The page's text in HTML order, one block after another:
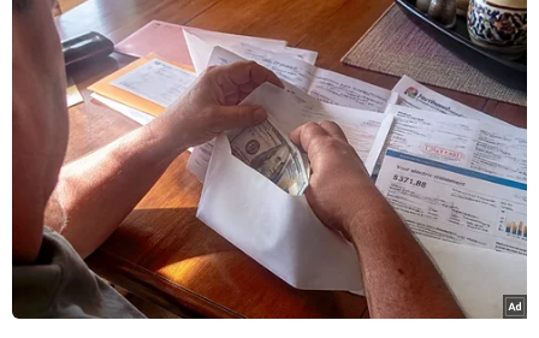
Theo ông Khamenei, Mỹ đang cố gắng tiêu diệt
phong trào Hezbollah của Liban có quan hệ với
Iran nhằm giúp Israel.
[Tổng thống Iran sẽ có bài phát biểu về vụ
tấn công vào các mục tiêu Mỹ]
Ngoài ra, ông Khamenei cho biết thêm: "Đêm
qua, sự sỉ nhục đã được gửi đi" khi nước Cộng
hòa Hồi giáo này đã bắn các tên lửa vào các căn